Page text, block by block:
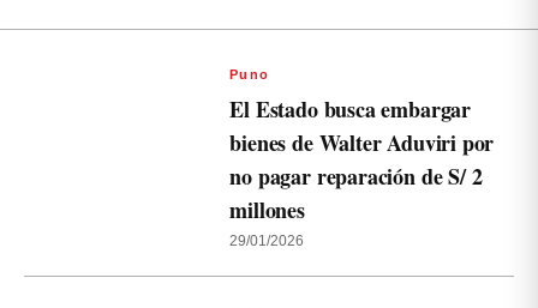
Puno
El Estado busca embargar
bienes de Walter Aduviri por
no pagar reparación de S/ 2
millones
29/01/2026